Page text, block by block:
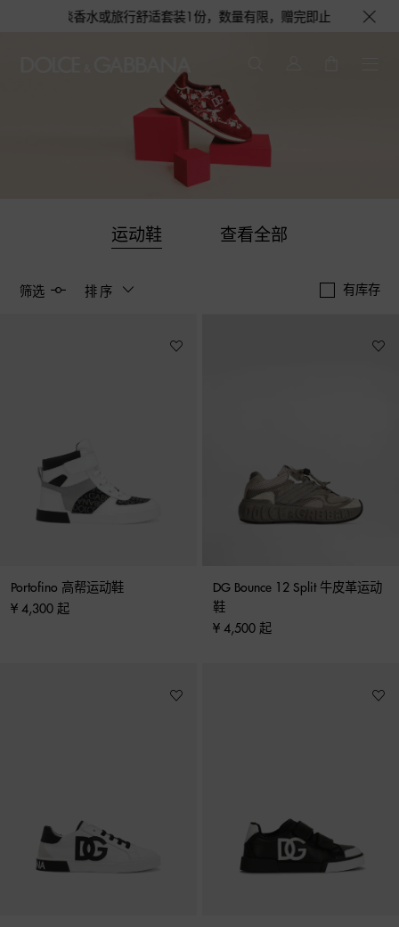
旅行舒适套装1份，数量有限，赠完即止。即刻选购，尊享花呗
运动鞋 查看全部
筛选 排序 有库存
Portofino 高帮运动鞋
¥ 4,300 起
DG Bounce 12 Split 牛皮革运动
鞋
¥ 4,500 起